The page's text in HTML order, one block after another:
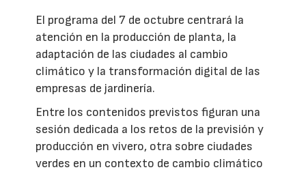
El programa del 7 de octubre centrará la
atención en la producción de planta, la
adaptación de las ciudades al cambio
climático y la transformación digital de las
empresas de jardinería.
Entre los contenidos previstos figuran una
sesión dedicada a los retos de la previsión y
producción en vivero, otra sobre ciudades
verdes en un contexto de cambio climático